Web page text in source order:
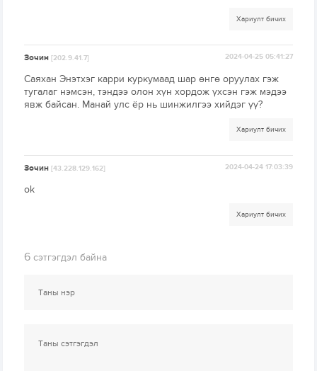
Хариулт бичих
Зочин[202.9.41.7] 2024-04-25 05:41:27
Саяхан Энэтхэг карри куркумаад шар өнгө оруулах гэж
тугалаг нэмсэн, тэндээ олон хүн хордож үхсэн гэж мэдээ
явж байсан. Манай улс ёр нь шинжилгээ хийдэг үү?
Хариулт бичих
Зочин[43.228.129.162] 2024-04-24 17:03:39
ok
Хариулт бичих
6 сэтгэгдэл байна